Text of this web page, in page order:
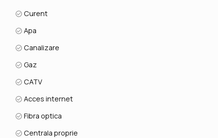
Curent
Apa
Canalizare
Gaz
CATV
Acces internet
Fibra optica
Centrala proprie